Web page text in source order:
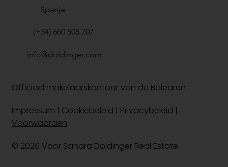
Officieel makelaarskantoor van de Balearen
© 2026 Voor Sandra Doldinger Real Estate
Spanje
Impressum | Cookiebeleid | Privacybeleid |
Voorwaarden
(+34) 660 505 707
info@doldinger.com